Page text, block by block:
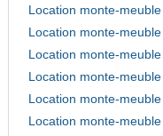
Location monte-
Location monte-
Location monte-
Location monte-
Location monte-
Location monte-